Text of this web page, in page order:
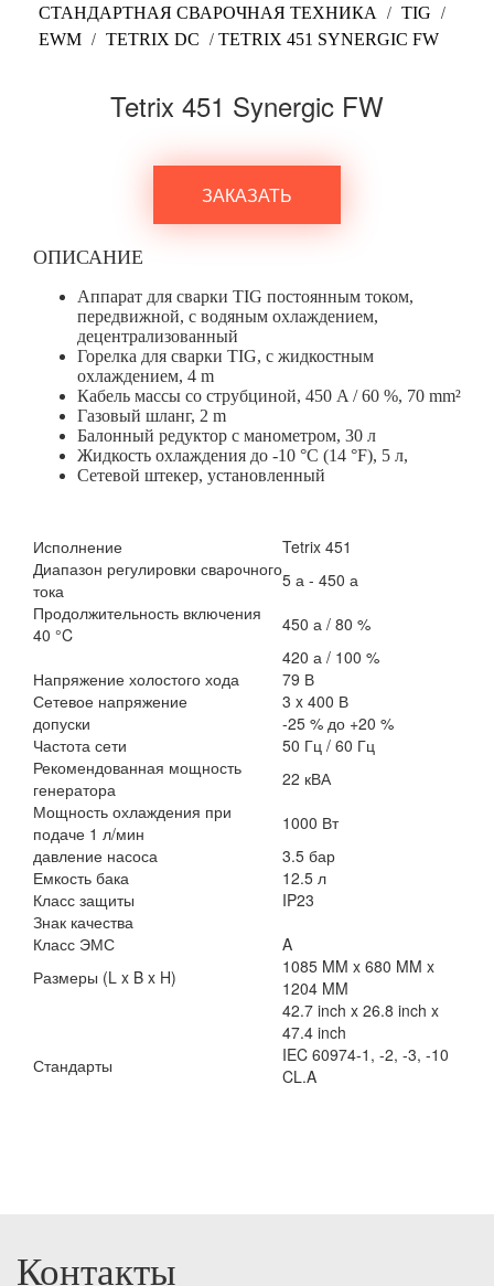
СТАНДАРТНАЯ СВАРОЧНАЯ ТЕХНИКА / TIG /
EWM / TETRIX DC / TETRIX 451 SYNERGIC FW
Tetrix 451 Synergic FW
ЗАКАЗАТЬ
ОПИСАНИЕ
Аппарат для сварки ТIG постоянным током,
передвижной, с водяным охлаждением,
децентрализованный
Горелка для сварки TIG, с жидкостным
охлаждением, 4 m
Кабель массы со струбциной, 450 A / 60 %, 70 mm²
Газовый шланг, 2 m
Балонный редуктор с манометром, 30 л
Жидкость охлаждения до -10 °C (14 °F), 5 л,
Сетевой штекер, установленный
Исполнение
Tetrix 451
Диапазон регулировки сварочного
тока
5 а - 450 а
Продолжительность включения
40 °C
450 а / 80 %
420 а / 100 %
Напряжение холостого хода
79 В
Сетевое напряжение
3 x 400 В
допуски
-25 % до +20 %
Частота сети
50 Гц / 60 Гц
Рекомендованная мощность
генератора
22 кВА
Мощность охлаждения при
подаче 1 л/мин
1000 Вт
давление насоса
3.5 бар
Емкость бака
12.5 л
Класс защиты
IP23
Знак качества
Класс ЭМС
A
Размеры (L x B x H)
1085 MM x 680 MM x
1204 MM
42.7 inch x 26.8 inch x
47.4 inch
Стандарты
IEC 60974-1, -2, -3, -10
CL.A
Контакты